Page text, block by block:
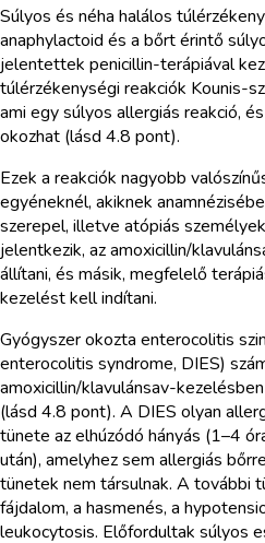
Súlyos és néha halálos
anaphylactoid és a bőrt érintő
jelentettek penicillin-terápiával
túlérzékenységi reakciók Kounis-
ami egy súlyos allergiás reakció,
okozhat (lásd 4.8 pont).
Ezek a reakciók nagyobb
egyéneknél, akiknek
szerepel, illetve atópiás
jelentkezik, az amoxicillin/
állítani, és másik, megfelelő
kezelést kell indítani.
Gyógyszer okozta enterocolitis
enterocolitis syndrome, DIES)
amoxicillin/klavulánsav-
(lásd 4.8 pont). A DIES olyan
tünete az elhúzódó hányás (1–4
után), amelyhez sem allergiás
tünetek nem társulnak. A további
fájdalom, a hasmenés, a
leukocytosis. Előfordultak súlyos